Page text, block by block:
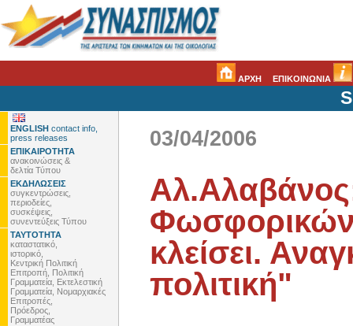
ΑΡΧΗ ΕΠΙΚΟΙΝΩΝΙΑ
ENGLISH contact info,
press releases
ΕΠΙΚΑΙΡΟΤΗΤΑ
ανακοινώσεις &
δελτία Τύπου
ΕΚΔΗΛΩΣΕΙΣ
συγκεντρώσεις,
περιοδείες,
συσκέψεις,
συνεντεύξεις Τύπου
ΤΑΥΤΟΤΗΤΑ
καταστατικό,
ιστορικό,
Κεντρική Πολιτική
Επιτροπή, Πολιτική
Γραμματεία, Εκτελεστική
Γραμματεία, Νομαρχιακές
Επιτροπές,
Πρόεδρος,
Γραμματέας
03/04/2006
κλείσει.
πολιτική"